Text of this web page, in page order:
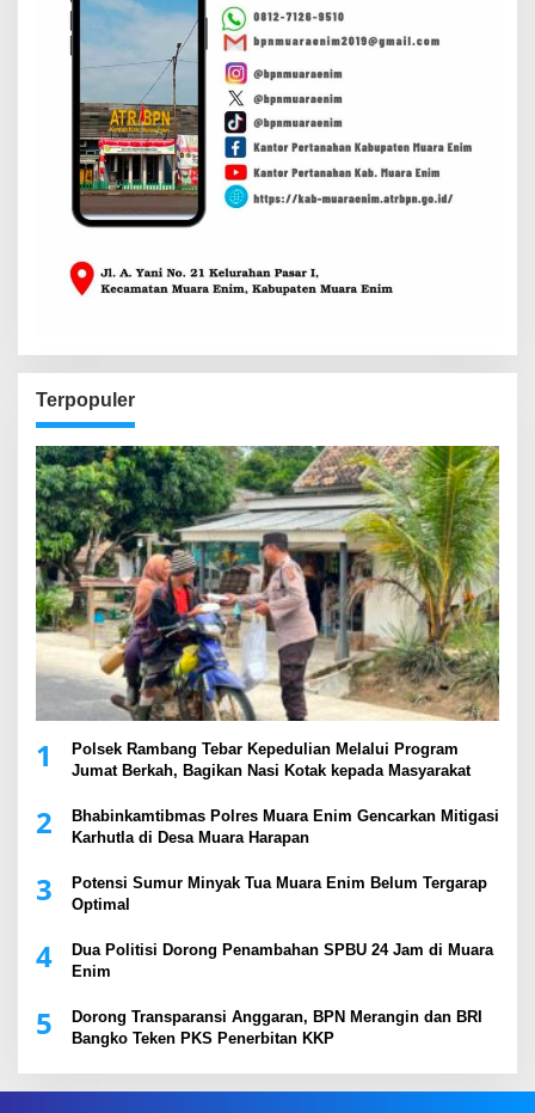
Terpopuler
1
Polsek Rambang Tebar Kepedulian Melalui Program
Jumat Berkah, Bagikan Nasi Kotak kepada Masyarakat
2
Bhabinkamtibmas Polres Muara Enim Gencarkan Mitigasi
Karhutla di Desa Muara Harapan
3
Potensi Sumur Minyak Tua Muara Enim Belum Tergarap
Optimal
4
Dua Politisi Dorong Penambahan SPBU 24 Jam di Muara
Enim
5
Dorong Transparansi Anggaran, BPN Merangin dan BRI
Bangko Teken PKS Penerbitan KKP